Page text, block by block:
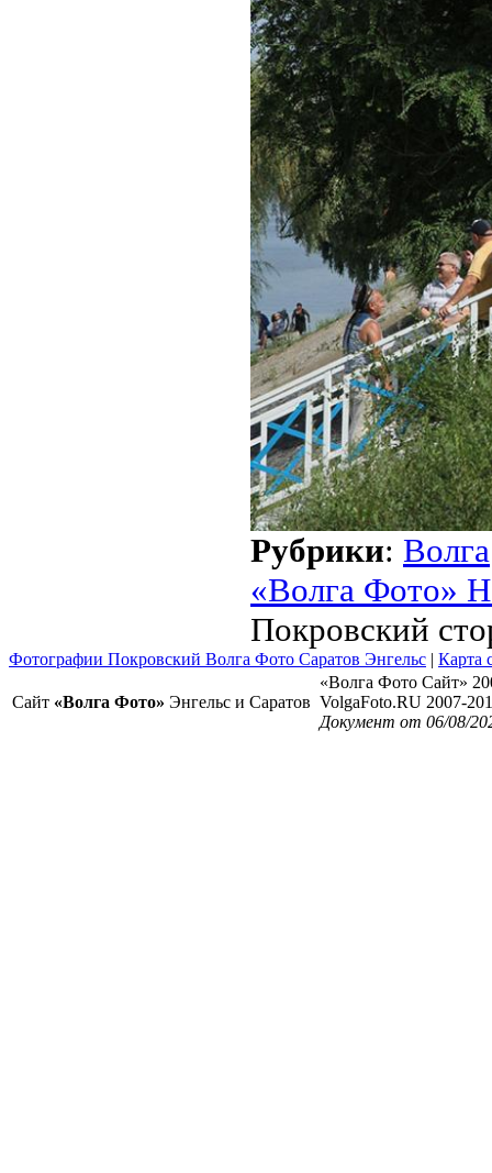
Рубрики: Волга
«Волга Фото»
Покровский
Фотографии Покровский Волга Фото Саратов Энгельс | Карта
Сайт «Волга Фото» Энгельс и Саратов
«Волга Фото Сайт»
VolgaFoto.RU 2007-
Документ от 06/08/